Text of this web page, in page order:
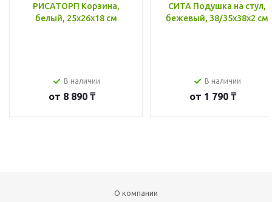
РИСАТОРП Корзина,
белый, 25x26x18 см
В наличии
от 8 890 ₸
СИТА Подушка на стул,
бежевый, 38/35x38x2 см
В наличии
от 1 790 ₸
О компании